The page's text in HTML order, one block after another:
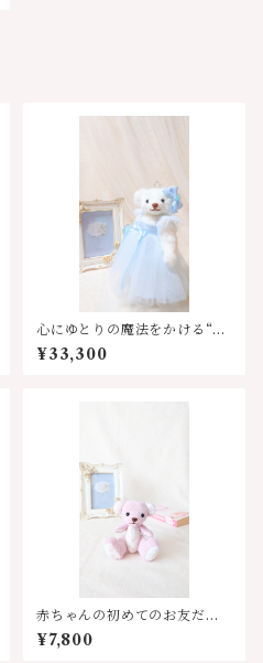
心にゆとりの魔法をかける“時
のプリンセス”⏱ ̖́-‬ Serina Be
ar（セリナベア）
¥33,300
赤ちゃんの初めてのお友だち
♡絵本みたいな柄のぬいぐる
みベアちゃん
¥7,800